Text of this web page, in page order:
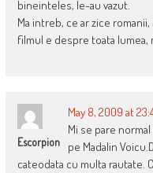
bineinteles, le-au vazut.
Ma intreb, ce ar zice
filmul e despre toata lumea,
Escorpion
May 8, 2009 at
Mi se pare normal
pe Madalin
cateodata cu multa rautate.